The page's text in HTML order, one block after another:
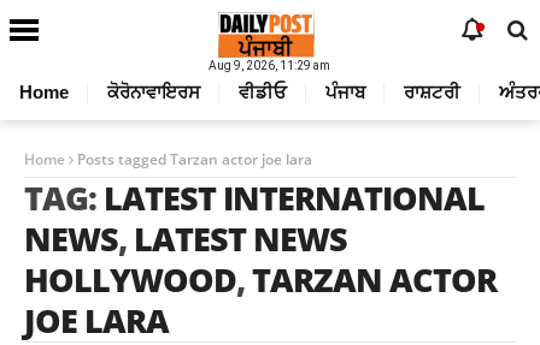
Aug 9, 2026, 11:29 am
Home ਕੋਰੋਨਾਵਾਇਰਸ ਵੀਡੀਓ ਪੰਜਾਬ ਰਾਸ਼ਟਰੀ
Home Posts tagged Tarzan actor joe lara
TAG: LATEST INTERNATIONAL
NEWS, LATEST NEWS
HOLLYWOOD,TARZAN ACTOR
JOE LARA